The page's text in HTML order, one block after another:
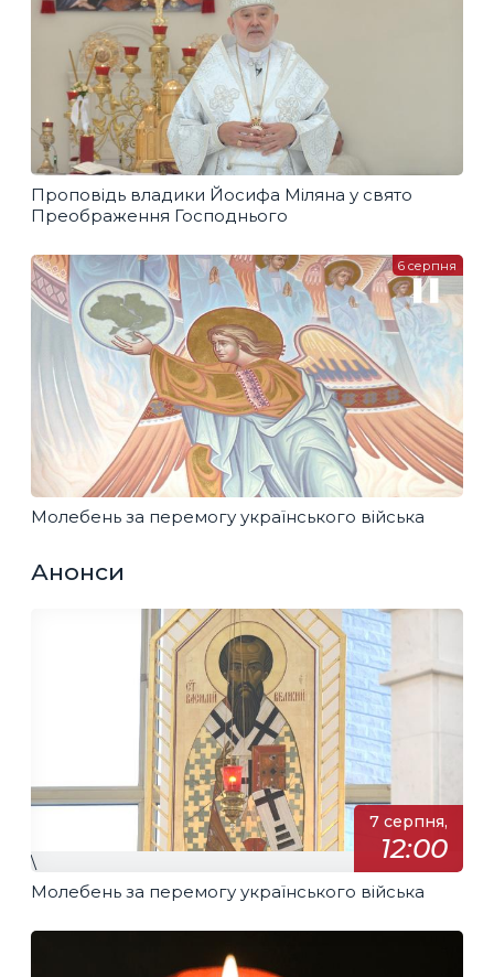
Проповідь владики Йосифа Міляна у свято
Преображення Господнього
Молебень за перемогу українського війська
6 серпня
Анонси
7 серпня,
12:00
\
Молебень за перемогу українського війська